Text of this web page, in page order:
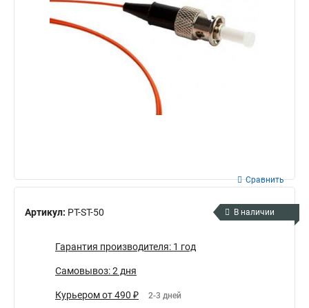
Артикул: PT-ST-50
Сравнить
В наличии
Гарантия производителя: 1 год
Самовывоз: 2 дня
Курьером от 490 ₽ 2-3 дней